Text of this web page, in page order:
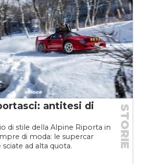
PAGANI
#JAGUAR
#MCLAREN
#MIURA
#PORSCHE
antitesi di
di stile della Alpine Riporta in
di moda: le supercar
ad alta quota.
STORIE